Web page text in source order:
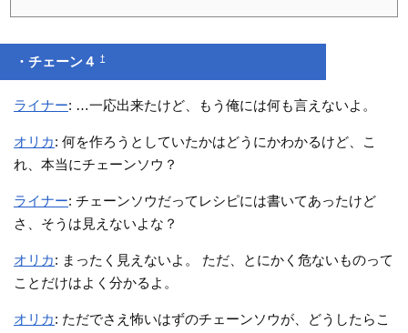
・チェーン４†
ライナー: …一応出来たけど、もう俺には何も言えないよ。
オリカ: 何を作ろうとしていたかはどうにかわかるけど、こ
れ、本当にチェーンソウ？
ライナー: チェーンソウだってレシピには書いてあったけど
さ、そうは見えないよな？
オリカ: まったく見えないよ。 ただ、とにかく危ないものって
ことだけはよく分かるよ。
オリカ: ただでさえ怖いはずのチェーンソウが、どうしたらこ